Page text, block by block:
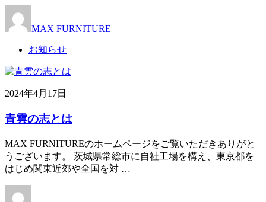
MAX FURNITURE
お知らせ
2024年4月17日
青雲の志とは
MAX FURNITUREのホームページをご覧いただきありがと
うございます。 茨城県常総市に自社工場を構え、東京都を
はじめ関東近郊や全国を対 …